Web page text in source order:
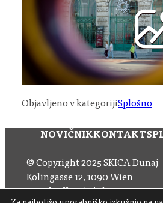
Objavljeno v kategorijiSplošno
NOVIČNIKKONTAKT
© Copyright 2025 SKICA Dunaj
Kolingasse 12, 1090 Wien
Email: office (at) skica.at